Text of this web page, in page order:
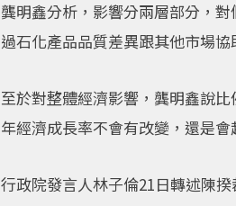
龔明鑫分析，影響分兩層部分，
過石化產品品質差異跟其他市場協
至於對整體經濟影響，龔明鑫說
年經濟成長率不會有改變，還是會
行政院發言人林子倫21日轉述陳